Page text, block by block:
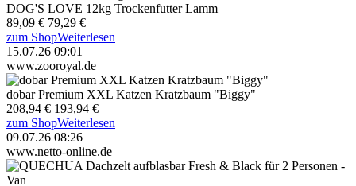
DOG'S LOVE 12kg Trockenfutter Lamm
89,09 € 79,29 €
zum ShopWeiterlesen
15.07.26 09:01
www.zooroyal.de
dobar Premium XXL Katzen Kratzbaum "Biggy"
208,94 € 193,94 €
zum ShopWeiterlesen
09.07.26 08:26
www.netto-online.de